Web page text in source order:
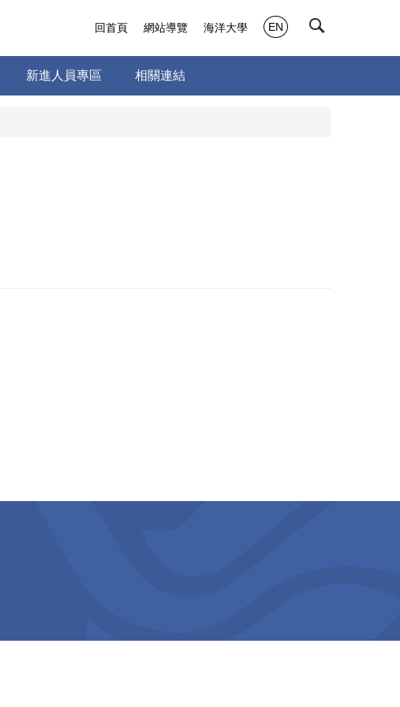
新進人員專區 相關連結
回首頁 網站導覽 海洋大學 EN